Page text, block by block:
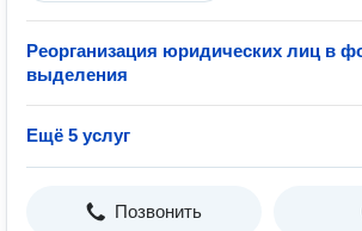
Реорганизация юридических лиц в
выделения
Ещё 5 услуг
Позвонить